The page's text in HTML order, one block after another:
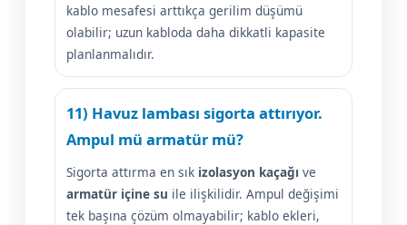
kablo mesafesi arttıkça gerilim düşümü
olabilir; uzun kabloda daha dikkatli kapasite
planlanmalıdır.
11) Havuz lambası sigorta attırıyor.
Ampul mü armatür mü?
Sigorta attırma en sık izolasyon kaçağı ve
armatür içine su ile ilişkilidir. Ampul değişimi
tek başına çözüm olmayabilir; kablo ekleri,